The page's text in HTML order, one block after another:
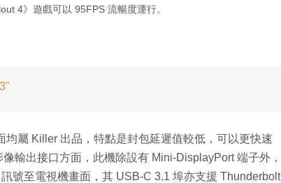
4》遊戲可以 95FPS 流暢度運行。
屬 Killer 出品，特點是封包延遲值較低，可以更快速
輸出接口方面，此機除設有 Mini-DisplayPort 端子外，
號至電視機畫面，其 USB-C 3.1 埠亦支援 Thunderbolt